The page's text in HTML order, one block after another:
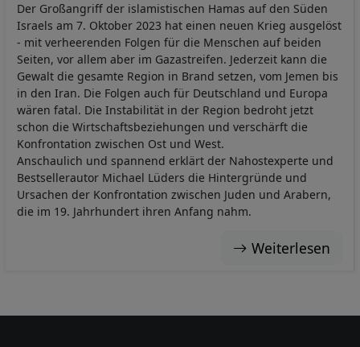
Der Großangriff der islamistischen Hamas auf den Süden
Israels am 7. Oktober 2023 hat einen neuen Krieg ausgelöst
- mit verheerenden Folgen für die Menschen auf beiden
Seiten, vor allem aber im Gazastreifen. Jederzeit kann die
Gewalt die gesamte Region in Brand setzen, vom Jemen bis
in den Iran. Die Folgen auch für Deutschland und Europa
wären fatal. Die Instabilität in der Region bedroht jetzt
schon die Wirtschaftsbeziehungen und verschärft die
Konfrontation zwischen Ost und West.
Anschaulich und spannend erklärt der Nahostexperte und
Bestsellerautor Michael Lüders die Hintergründe und
Ursachen der Konfrontation zwischen Juden und Arabern,
die im 19. Jahrhundert ihren Anfang nahm.
Weiterlesen